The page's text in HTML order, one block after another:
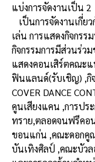
แบ่งการจัดงานเป็น
เป็นการจัดงานเกี่ย
เล่น การแสดงกิจกร
กิจกรรมการมีส่วนร่
แสดงคอนเสิร์ตคณะ
ฟินแลนด์(รับเชิญ) ,กิ
COVER DANCE
คูนเสียงแคน ,การปร
ทราย,ตลอดจนฟรีคอ
ขอนแก่น ,คณะดอกคู
บันเทิงศิลป์ ,คณะบัว